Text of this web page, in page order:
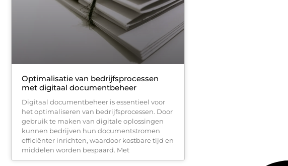
Optimalisatie van bedrijfsprocessen
met digitaal documentbeheer
Digitaal documentbeheer is essentieel voor
het optimaliseren van bedrijfsprocessen. Door
gebruik te maken van digitale oplossingen
kunnen bedrijven hun documentstromen
efficiënter inrichten, waardoor kostbare tijd en
middelen worden bespaard. Met